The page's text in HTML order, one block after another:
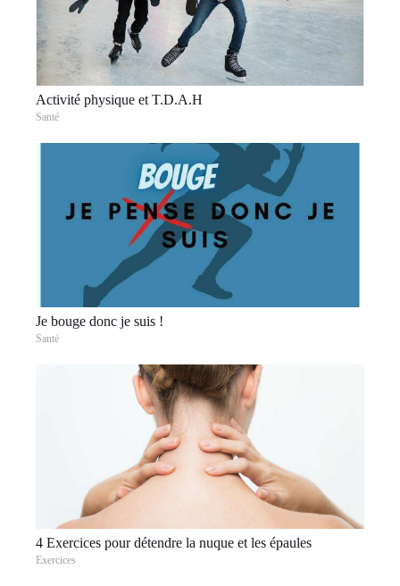
Activité physique et T.D.A.H
Santé
Je bouge donc je suis !
Santé
4 Exercices pour détendre la nuque et les épaules
Exercices